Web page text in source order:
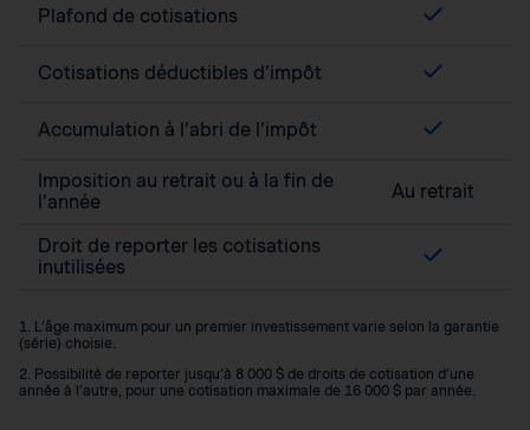
Plafond de cotisations
Cotisations déductibles d’impôt
Accumulation à l’abri de l’impôt
Imposition au retrait ou à la fin de
l’année
Au retrait
Droit de reporter les cotisations
inutilisées
1. L’âge maximum pour un premier investissement varie selon la garantie
(série) choisie.
2. Possibilité de reporter jusqu’à 8 000 $ de droits de cotisation d’une
année à l’autre, pour une cotisation maximale de 16 000 $ par année.